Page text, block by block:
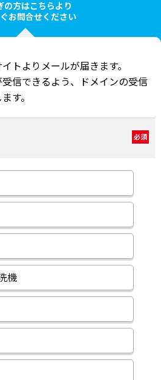
の方はこちらより
お問合せください
トよりメールが届きます。
信できるよう、ドメインの受信
す。
必須
機